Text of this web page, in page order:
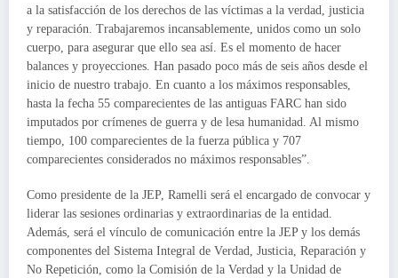
a la satisfacción de los derechos de las víctimas a la verdad, justicia
y reparación. Trabajaremos incansablemente, unidos como un solo
cuerpo, para asegurar que ello sea así. Es el momento de hacer
balances y proyecciones. Han pasado poco más de seis años desde el
inicio de nuestro trabajo. En cuanto a los máximos responsables,
hasta la fecha 55 comparecientes de las antiguas FARC han sido
imputados por crímenes de guerra y de lesa humanidad. Al mismo
tiempo, 100 comparecientes de la fuerza pública y 707
comparecientes considerados no máximos responsables”.
Como presidente de la JEP, Ramelli será el encargado de convocar y
liderar las sesiones ordinarias y extraordinarias de la entidad.
Además, será el vínculo de comunicación entre la JEP y los demás
componentes del Sistema Integral de Verdad, Justicia, Reparación y
No Repetición, como la Comisión de la Verdad y la Unidad de